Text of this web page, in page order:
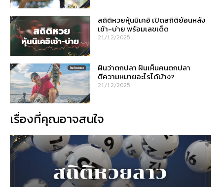
สถิติหวยหุ้นนิเคอิ เปิดสถิติย้อนหลัง
เช้า-บ่าย พร้อมเลขเด็ด
21/12/2025
ฝันว่าตกปลา ฝันเห็นคนตกปลา
ตีความหมายอะไรได้บ้าง?
21/12/2025
เรื่องที่คุณอาจสนใจ